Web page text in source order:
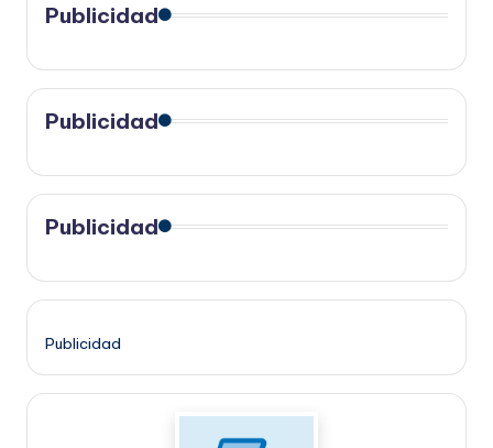
Publicidad
Publicidad
Publicidad
Publicidad